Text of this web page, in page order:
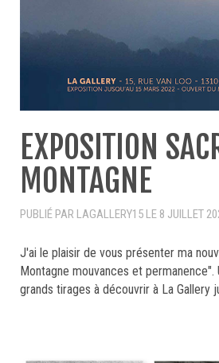
EXPOSITION
MONTAGNE
PUBLIÉ PAR LAGALLERY15 LE 8 JUILLET
J'ai le plaisir de vous présenter ma
Montagne mouvances et
grands tirages à découvrir à La Gallery